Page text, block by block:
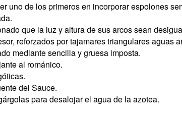
uno de los primeros en incorporar espolones
que la luz y altura de sus arcos sean
reforzados por tajamares triangulares aguas
mediante sencilla y gruesa imposta.
al románico.
del Sauce.
para desalojar el agua de la azotea.